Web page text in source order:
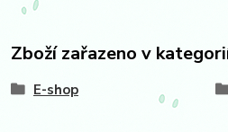
Zboží zařazeno v
E-shop